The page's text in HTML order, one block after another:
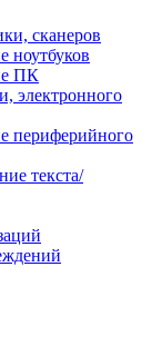
сканеров
ноутбуков
ПК
электронного
периферийного
текста/